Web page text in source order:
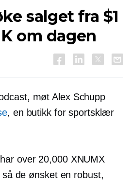
salget fra $1
om dagen
møt Alex Schupp
, en butikk for sportsklær
over 20,000 XNUMX
de ønsket en robust,